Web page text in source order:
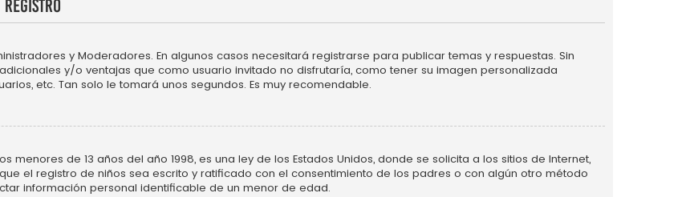
registro
y Moderadores. En algunos casos necesitará registrarse para publicar temas y respuestas. Sin
y/o ventajas que como usuario invitado no disfrutaría, como tener su imagen personalizada
etc. Tan solo le tomará unos segundos. Es muy recomendable.
menores de 13 años del año 1998, es una ley de los Estados Unidos, donde se solicita a los sitios de Internet,
el registro de niños sea escrito y ratificado con el consentimiento de los padres o con algún otro método
información personal identificable de un menor de edad.